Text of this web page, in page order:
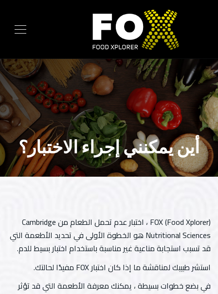
أين يمكنني إجراء الاختبار؟
FOX (Food Xplorer) ، اختبار عدم تحمل الطعام من Cambridge
Nutritional Sciences هو الخطوة الأولى في تحديد الأطعمة التي
قد تسبب استجابة مناعية غير مناسبة باستخدام اختبار بسيط للدم.
استشر طبيبك لمناقشة ما إذا كان اختبار FOX مفيدًا لحالتك.
في بضع خطوات بسيطة ، يمكنك معرفة الأطعمة التي قد تؤثر